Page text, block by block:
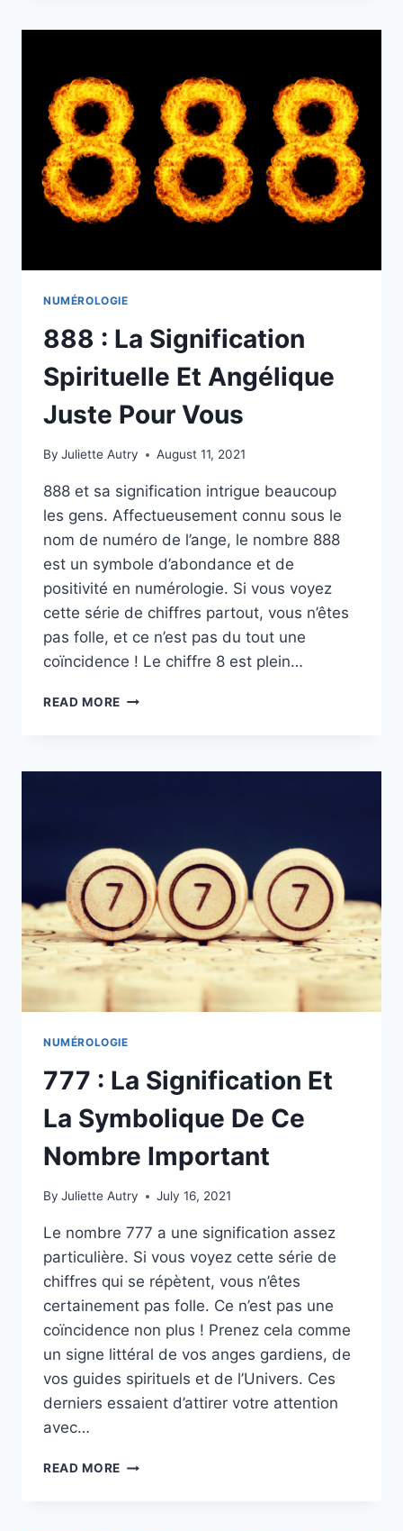
:
SUR
CE
NOMBRE
MYSTIQUE
EN
2022
NUMÉROLOGIE
888 : La Signification
Spirituelle Et Angélique
Juste Pour Vous
By Juliette Autry August 11, 2021
888 et sa signification intrigue beaucoup
les gens. Affectueusement connu sous le
nom de numéro de l’ange, le nombre 888
est un symbole d’abondance et de
positivité en numérologie. Si vous voyez
cette série de chiffres partout, vous n’êtes
pas folle, et ce n’est pas du tout une
coïncidence ! Le chiffre 8 est plein…
READ MORE 888
SPIRITUELLE
POUR
VOUS
NUMÉROLOGIE
777 : La Signification Et
La Symbolique De Ce
Nombre Important
By Juliette Autry July 16, 2021
Le nombre 777 a une signification assez
particulière. Si vous voyez cette série de
chiffres qui se répètent, vous n’êtes
certainement pas folle. Ce n’est pas une
coïncidence non plus ! Prenez cela comme
un signe littéral de vos anges gardiens, de
vos guides spirituels et de l’Univers. Ces
derniers essaient d’attirer votre attention
avec…
READ MORE 777